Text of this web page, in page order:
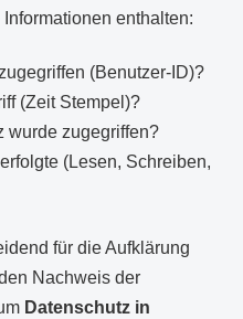
enthalten:
(Benutzer-ID)?
(Zeit Stempel)?
wurde zugegriffen?
(Lesen, Schreiben,
für die Aufklärung
Nachweis der
Datenschutz in